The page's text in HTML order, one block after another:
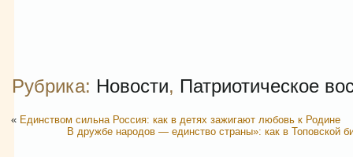
Рубрика: Новости, Патриотическое
« Единством сильна Россия: как в детях зажигают любовь к Родине
В дружбе народов — единство страны»: как в Топовской